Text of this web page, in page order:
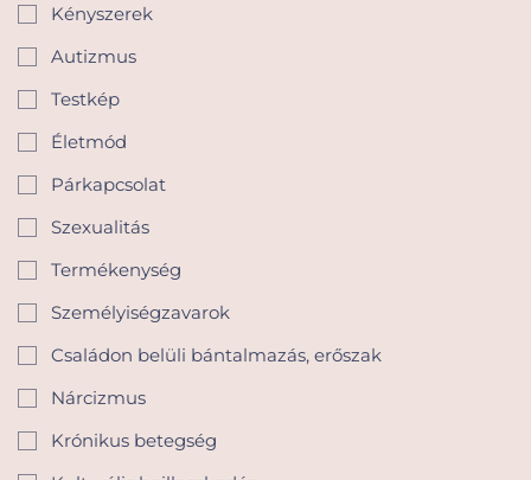
Kényszerek
Autizmus
Testkép
Életmód
Párkapcsolat
Szexualitás
Termékenység
Személyiségzavarok
Családon belüli bántalmazás, erőszak
Nárcizmus
Krónikus betegség